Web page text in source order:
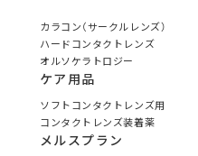
カラコン（サークルレンズ）
ハードコンタクトレンズ
オルソケラトロジー
ケア用品
ソフトコンタクトレンズ用
コンタクトレンズ装着薬
メルスプラン